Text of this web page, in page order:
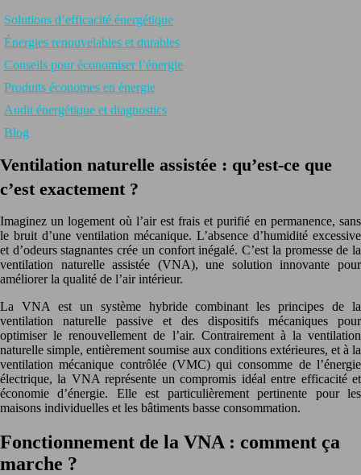
Solutions d’efficacité énergétique
Énergies renouvelables et durables
Conseils pour économiser l’énergie
Produits économes en énergie
Audit énergétique et diagnostics
Blog
Ventilation naturelle assistée : qu’est-ce que
c’est exactement ?
Imaginez un logement où l’air est frais et purifié en permanence, sans
le bruit d’une ventilation mécanique. L’absence d’humidité excessive
et d’odeurs stagnantes crée un confort inégalé. C’est la promesse de la
ventilation naturelle assistée (VNA), une solution innovante pour
améliorer la qualité de l’air intérieur.
La VNA est un système hybride combinant les principes de la
ventilation naturelle passive et des dispositifs mécaniques pour
optimiser le renouvellement de l’air. Contrairement à la ventilation
naturelle simple, entièrement soumise aux conditions extérieures, et à la
ventilation mécanique contrôlée (VMC) qui consomme de l’énergie
électrique, la VNA représente un compromis idéal entre efficacité et
économie d’énergie. Elle est particulièrement pertinente pour les
maisons individuelles et les bâtiments basse consommation.
Fonctionnement de la VNA : comment ça
marche ?